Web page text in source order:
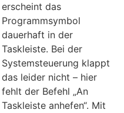
erscheint das
Programmsymbol
dauerhaft in der
Taskleiste. Bei der
Systemsteuerung klappt
das leider nicht – hier
fehlt der Befehl „An
Taskleiste anhefen“. Mit